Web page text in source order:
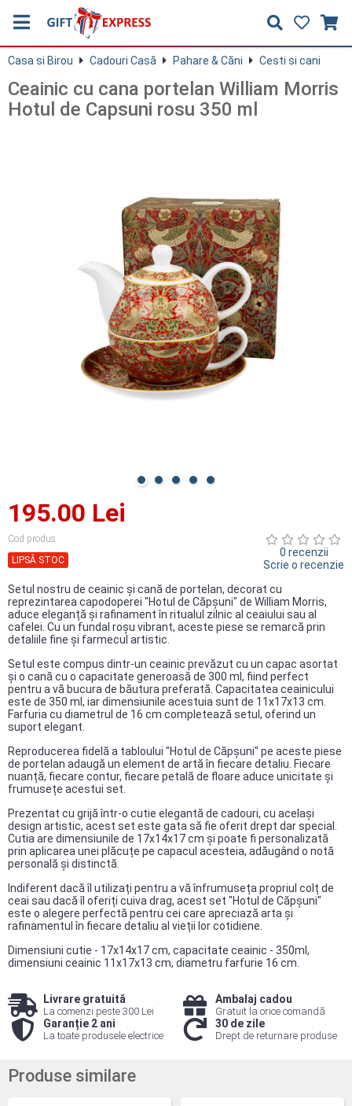
Casa si Birou Cadouri Casă Pahare & Căni Cesti si cani
Ceainic cu cana portelan William Morris
Hotul de Capsuni rosu 350 ml
195.00 Lei
Cod produs
LIPSĂ STOC
0 recenzii
Scrie o recenzie
Setul nostru de ceainic și cană de portelan, decorat cu
reprezintarea capodoperei "Hotul de Căpșuni" de William Morris,
aduce eleganță și rafinament în ritualul zilnic al ceaiului sau al
cafelei. Cu un fundal roșu vibrant, aceste piese se remarcă prin
detaliile fine și farmecul artistic.
Setul este compus dintr-un ceainic prevăzut cu un capac asortat
și o cană cu o capacitate generoasă de 300 ml, fiind perfect
pentru a vă bucura de băutura preferată. Capacitatea ceainicului
este de 350 ml, iar dimensiunile acestuia sunt de 11x17x13 cm.
Farfuria cu diametrul de 16 cm completează setul, oferind un
suport elegant.
Reproducerea fidelă a tabloului "Hotul de Căpșuni" pe aceste piese
de portelan adaugă un element de artă în fiecare detaliu. Fiecare
nuanță, fiecare contur, fiecare petală de floare aduce unicitate și
frumusețe acestui set.
Prezentat cu grijă într-o cutie elegantă de cadouri, cu același
design artistic, acest set este gata să fie oferit drept dar special.
Cutia are dimensiunile de 17x14x17 cm și poate fi personalizată
prin aplicarea unei plăcuțe pe capacul acesteia, adăugând o notă
personală și distinctă.
Indiferent dacă îl utilizați pentru a vă înfrumuseța propriul colț de
ceai sau dacă îl oferiți cuiva drag, acest set "Hotul de Căpșuni"
este o alegere perfectă pentru cei care apreciază arta și
rafinamentul în fiecare detaliu al vieții lor cotidiene.
Dimensiuni cutie - 17x14x17 cm, capacitate ceainic - 350ml,
dimensiuni ceainic 11x17x13 cm, diametru farfurie 16 cm.
Livrare gratuită
La comenzi peste 300 Lei
Ambalaj cadou
Gratuit la orice comandă
Garanție 2 ani
La toate produsele electrice
30 de zile
Drept de returnare produse
Produse similare